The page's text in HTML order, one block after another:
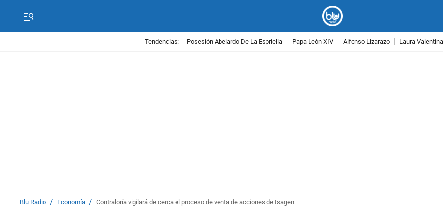
Tendencias: Posesión Abelardo De La Espriella Papa León XIV Alfonso Lizarazo Laura
Blu Radio / Economía / Contraloría vigilará de cerca el proceso de venta de acciones de Isagen